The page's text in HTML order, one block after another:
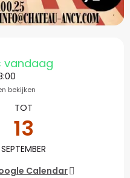
en
vandaag
bekijken
TOT
13
SEPTEMBER
Calendar